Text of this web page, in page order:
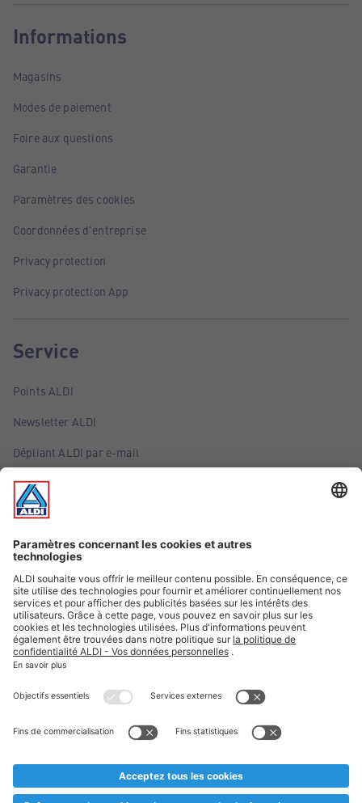
Informations
Magasins
Modes de paiement
Foire aux questions
Garantie
Paramètres des cookies
Coordonnées d'entreprise
Privacy protection
Privacy protection App
Service
Points ALDI
Newsletter ALDI
Dépliant ALDI par e-mail
Offres
Infos essentielles
Suivez ALDI Belgique
Textes marqués d'un astérisque et mentions légales
* Nous vendons ces articles temporairement et jusqu'à
au cas où, malgré le planning bien étudié, nous serions
prématurément en rupture de stock. Prix Recupel et TVA incl.
** Sur ce site, l’utilisation de la forme masculine a été adoptée